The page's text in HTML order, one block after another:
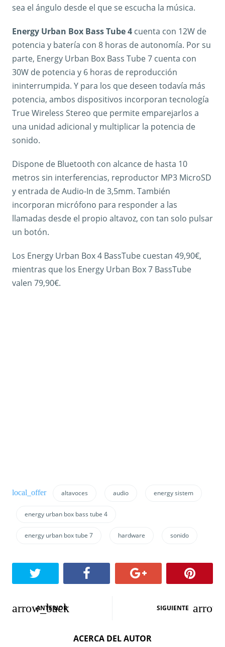
sea el ángulo desde el que se escucha la música.
Energy Urban Box Bass Tube 4 cuenta con 12W de
potencia y batería con 8 horas de autonomía. Por su
parte, Energy Urban Box Bass Tube 7 cuenta con
30W de potencia y 6 horas de reproducción
ininterrumpida. Y para los que deseen todavía más
potencia, ambos dispositivos incorporan tecnología
True Wireless Stereo que permite emparejarlos a
una unidad adicional y multiplicar la potencia de
sonido.
Dispone de Bluetooth con alcance de hasta 10
metros sin interferencias, reproductor MP3 MicroSD
y entrada de Audio-In de 3,5mm. También
incorporan micrófono para responder a las
llamadas desde el propio altavoz, con tan solo pulsar
un botón.
Los Energy Urban Box 4 BassTube cuestan 49,90€,
mientras que los Energy Urban Box 7 BassTube
valen 79,90€.
altavoces audio energy sistem
energy urban box bass tube 4
energy urban box tube 7 hardware sonido
N
ANTERIOR SIGUIENTE
ACERCA DEL AUTOR